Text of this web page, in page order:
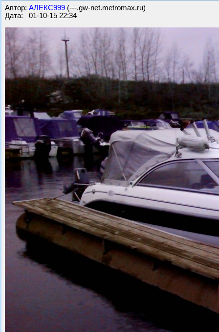
Автор: АЛЕКС999 (---.gw-net.metromax.ru)
Дата: 01-10-15 22:34